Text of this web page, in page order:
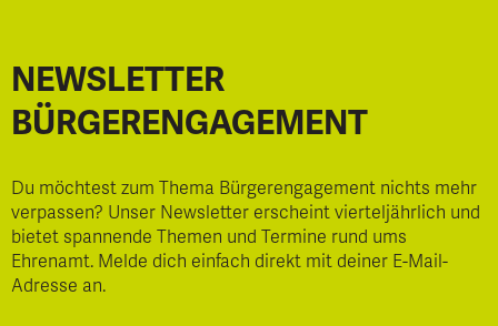
NEWSLETTER
BÜRGERENGAGEMENT
Du möchtest zum Thema Bürgerengagement nichts mehr
verpassen? Unser Newsletter erscheint vierteljährlich und
bietet spannende Themen und Termine rund ums
Ehrenamt. Melde dich einfach direkt mit deiner E-Mail-
Adresse an.